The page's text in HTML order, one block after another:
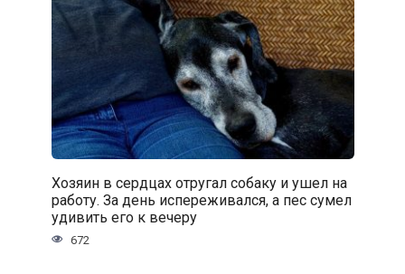
Хозяин в сердцах отругал собаку и ушел на
работу. За день испереживался, а пес сумел
удивить его к вечеру
672